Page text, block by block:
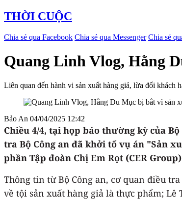
THỜI CUỘC
Chia sẻ qua Facebook Chia sẻ qua Messenger Chia sẻ
Quang Linh Vlog, Hằng
Liên quan đến hành vi sản xuất hàng giả, lừa đối
Bảo An 04/04/2025 12:42
Chiều 4/4, tại họp báo thường kỳ của
tra Bộ Công an đã khởi tố vụ án "Sản
phần Tập đoàn Chị Em Rọt (CER
Thông tin từ Bộ Công an, cơ quan điều
về tội sản xuất hàng giả là thực phẩm;